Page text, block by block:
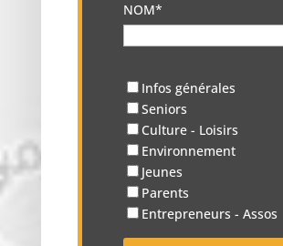
NOM*
Infos générales
Seniors
Culture - Loisirs
Environnement
Jeunes
Parents
Entrepreneurs - Assos